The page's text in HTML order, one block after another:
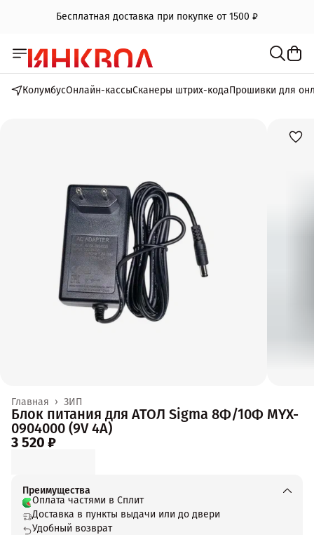
Бесплатная доставка при покупке от 1500 ₽
КолумбусОнлайн-кассыСканеры штрих-кодаПрошивки для
ЗИП
Главная ›
Блок питания для АТОЛ Sigma 8Ф/10Ф MYX-
0904000 (9V 4A)
3 520 ₽
Преимущества
Оплата частями в Сплит
Доставка в пункты выдачи или до двери
Удобный возврат